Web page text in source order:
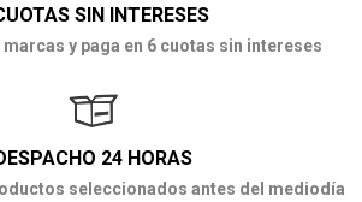
SIN INTERESES
marcas y paga en 6 cuotas sin intereses
24 HORAS
seleccionados antes del mediodía